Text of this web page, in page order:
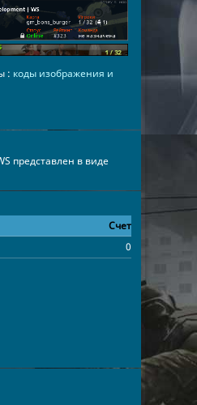
: коды изображения и
представлен в виде
Счет
0